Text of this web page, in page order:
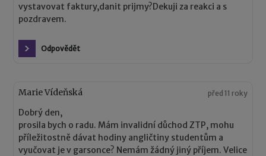
vystavovat faktury,danit prijmy?Dekuji za reakci a s
pozdravem.
Odpovědět
Marie Vídeňská před 11 roky
Dobrý den,
prosila bych o radu. Mám invalidní důchod ZTP, mohu
příležitostně dávat hodiny angličtiny studentům a
vyučovat je v garsonce? Nemám žádný jiný příjem. Velice